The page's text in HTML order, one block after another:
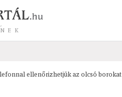
ellenőrizhetjük az olcsó borokat